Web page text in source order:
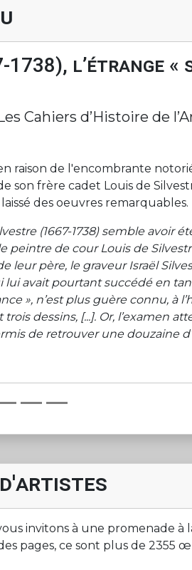
l’étrange «
Cahiers d’Histoire de
raison de l'encombrante
son frère cadet Louis de
des oeuvres remarquables.
(1667-1738) semble avoir
peintre de cour Louis de
père, le graveur Israël
lui avait pourtant succédé en
», n’est plus guère connu, à
dessins, [...]. Or, l’examen
de retrouver une douzaine
d'artistes
invitons à une promenade à
pages, ce sont plus de 2355